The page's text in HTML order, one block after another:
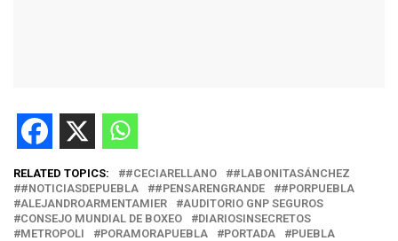
RELATED TOPICS: #CECIARELLANO
#LABONITASÁNCHEZ
#NOTICIASDEPUEBLA
#PENSARENGRANDE
#PORPUEBLA
ALEJANDROARMENTAMIER
AUDITORIO GNP SEGUROS
CONSEJO MUNDIAL DE BOXEO
DIARIOSINSECRETOS
METROPOLI
PORAMORAPUEBLA PORTADA PUEBLA